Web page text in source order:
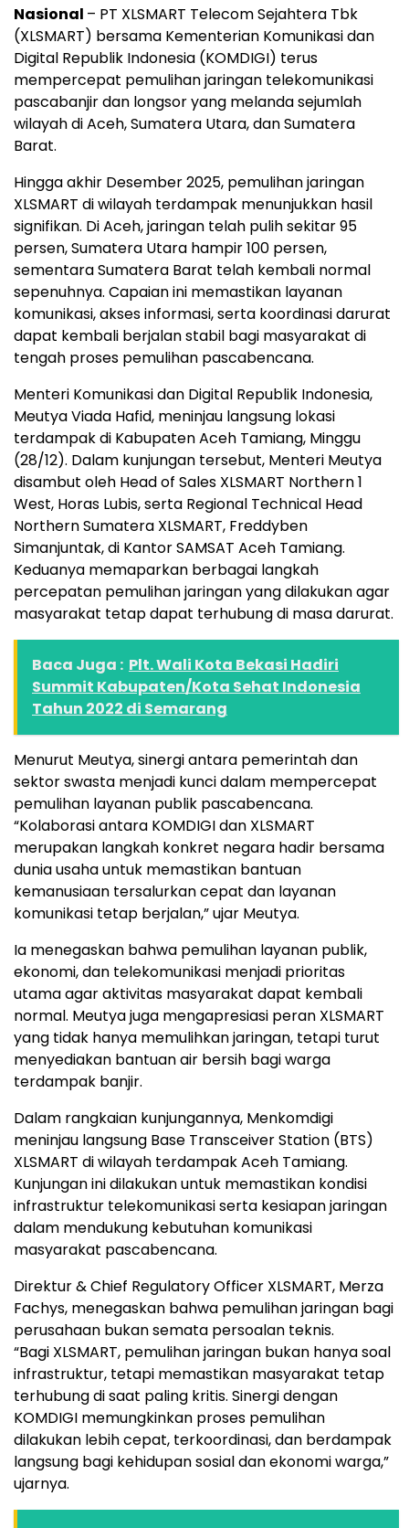
Nasional – PT XLSMART Telecom Sejahtera Tbk
(XLSMART) bersama Kementerian Komunikasi dan
Digital Republik Indonesia (KOMDIGI) terus
mempercepat pemulihan jaringan telekomunikasi
pascabanjir dan longsor yang melanda sejumlah
wilayah di Aceh, Sumatera Utara, dan Sumatera
Barat.
Hingga akhir Desember 2025, pemulihan jaringan
XLSMART di wilayah terdampak menunjukkan hasil
signifikan. Di Aceh, jaringan telah pulih sekitar 95
persen, Sumatera Utara hampir 100 persen,
sementara Sumatera Barat telah kembali normal
sepenuhnya. Capaian ini memastikan layanan
komunikasi, akses informasi, serta koordinasi darurat
dapat kembali berjalan stabil bagi masyarakat di
tengah proses pemulihan pascabencana.
Menteri Komunikasi dan Digital Republik Indonesia,
Meutya Viada Hafid, meninjau langsung lokasi
terdampak di Kabupaten Aceh Tamiang, Minggu
(28/12). Dalam kunjungan tersebut, Menteri Meutya
disambut oleh Head of Sales XLSMART Northern 1
West, Horas Lubis, serta Regional Technical Head
Northern Sumatera XLSMART, Freddyben
Simanjuntak, di Kantor SAMSAT Aceh Tamiang.
Keduanya memaparkan berbagai langkah
percepatan pemulihan jaringan yang dilakukan agar
masyarakat tetap dapat terhubung di masa darurat.
Baca Juga : Plt. Wali Kota Bekasi Hadiri
Summit Kabupaten/Kota Sehat Indonesia
Tahun 2022 di Semarang
Menurut Meutya, sinergi antara pemerintah dan
sektor swasta menjadi kunci dalam mempercepat
pemulihan layanan publik pascabencana.
“Kolaborasi antara KOMDIGI dan XLSMART
merupakan langkah konkret negara hadir bersama
dunia usaha untuk memastikan bantuan
kemanusiaan tersalurkan cepat dan layanan
komunikasi tetap berjalan,” ujar Meutya.
Ia menegaskan bahwa pemulihan layanan publik,
ekonomi, dan telekomunikasi menjadi prioritas
utama agar aktivitas masyarakat dapat kembali
normal. Meutya juga mengapresiasi peran XLSMART
yang tidak hanya memulihkan jaringan, tetapi turut
menyediakan bantuan air bersih bagi warga
terdampak banjir.
Dalam rangkaian kunjungannya, Menkomdigi
meninjau langsung Base Transceiver Station (BTS)
XLSMART di wilayah terdampak Aceh Tamiang.
Kunjungan ini dilakukan untuk memastikan kondisi
infrastruktur telekomunikasi serta kesiapan jaringan
dalam mendukung kebutuhan komunikasi
masyarakat pascabencana.
Direktur & Chief Regulatory Officer XLSMART, Merza
Fachys, menegaskan bahwa pemulihan jaringan bagi
perusahaan bukan semata persoalan teknis.
“Bagi XLSMART, pemulihan jaringan bukan hanya soal
infrastruktur, tetapi memastikan masyarakat tetap
terhubung di saat paling kritis. Sinergi dengan
KOMDIGI memungkinkan proses pemulihan
dilakukan lebih cepat, terkoordinasi, dan berdampak
langsung bagi kehidupan sosial dan ekonomi warga,”
ujarnya.